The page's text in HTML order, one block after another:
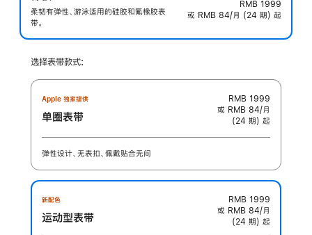
柔韧有弹性、游泳适用的硅胶和氟橡胶表
带。
RMB 1999
或 RMB 84/月 (24 期) 起
选择表带款式:
Apple 独家提供
单圈表带
RMB 1999
或 RMB 84/月
(24 期) 起
弹性设计、无表扣、佩戴贴合无间
新配色
运动型表带
RMB 1999
或 RMB 84/月
(24 期) 起